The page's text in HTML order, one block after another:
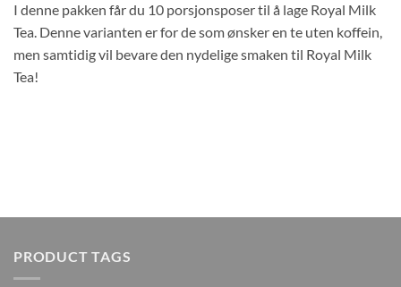
I denne pakken får du 10 porsjonsposer til å lage Royal Milk
Tea. Denne varianten er for de som ønsker en te uten koffein,
men samtidig vil bevare den nydelige smaken til Royal Milk
Tea!
PRODUCT TAGS